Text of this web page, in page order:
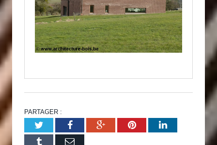
PARTAGER :
TwitterFacebookGoogle+PinterestLinkedIn
Tumblr Email